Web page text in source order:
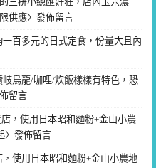
供應〉發佈留言
百多元的日式定食，份量大且內
烏龍/咖哩/炊飯樣樣有特色，恐
留言
，使用日本昭和麵粉+金山小農
〉發佈留言
使用日本昭和麵粉+金山小農地